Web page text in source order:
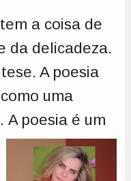
a coisa de
da delicadeza.
A poesia
uma
A poesia é um